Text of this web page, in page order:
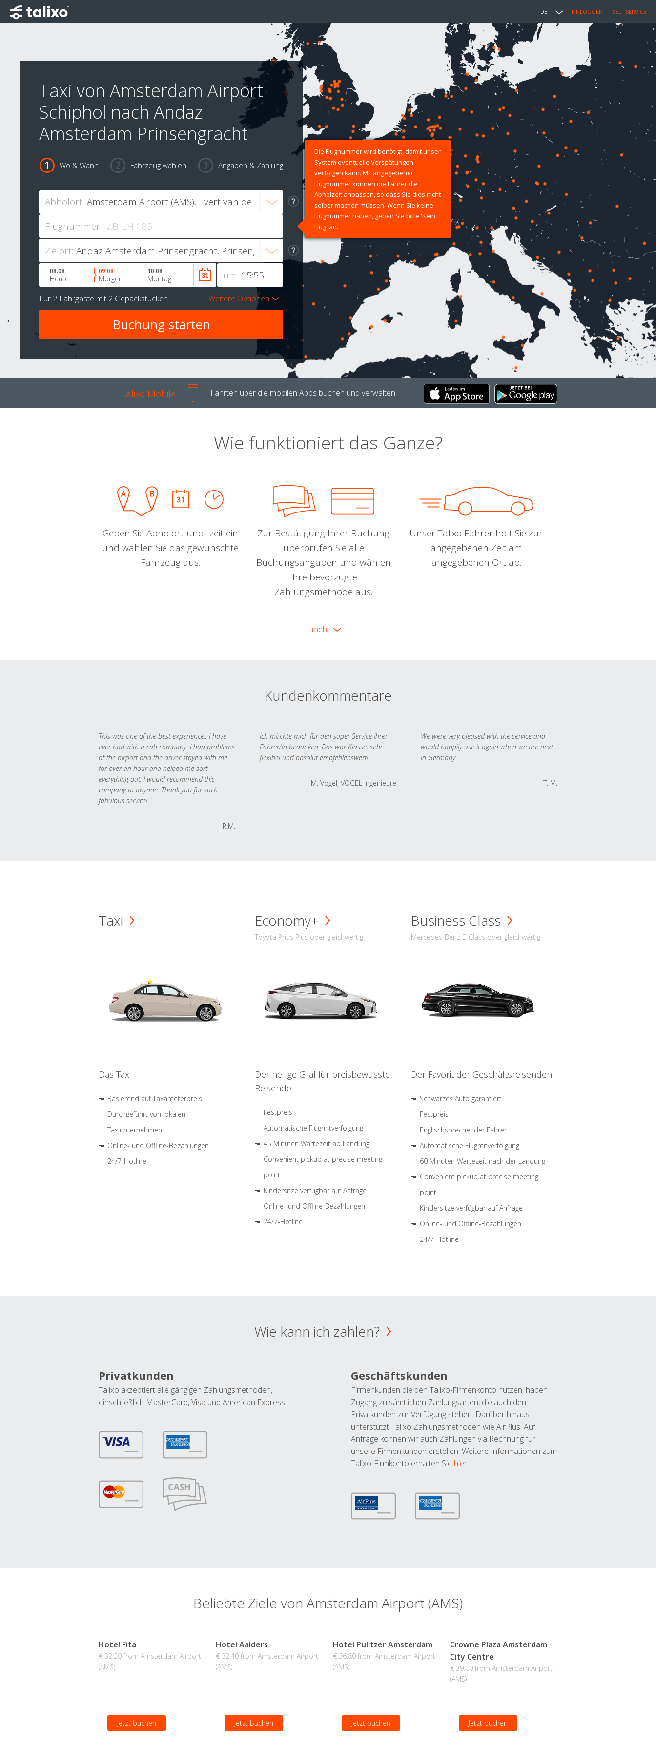
DE EINLOGGEN SELF SERVICE
Taxi von Amsterdam Airport
Schiphol nach Andaz
Amsterdam Prinsengracht
Wo & Wann Fahrzeug wählen Angaben & Zahlung
Abholort:
Flugnummer:
Die Flugnummer wird benötigt, damit unser
System eventuelle Verspätungen
verfolgen kann. Mit angegebener
Flugnummer können die Fahrer die
Abholzeit anpassen, so dass Sie dies nicht
selber machen müssen. Wenn Sie keine
Flugnummer haben, geben Sie bitte 'Kein
Flug' an.
Zielort:
um
08.08
Heute
09.08
Morgen
10.08
Montag
Für 2 Fahrgäste mit 2 Gepäckstücken Weitere Optionen
Talixo Mobile Fahrten über die mobilen Apps buchen und verwalten.
Wie funktioniert das Ganze?
Geben Sie Abholort und -zeit ein
und wählen Sie das gewünschte
Fahrzeug aus.
Zur Bestätigung Ihrer Buchung
überprüfen Sie alle
Buchungsangaben und wählen
Ihre bevorzugte
Zahlungsmethode aus.
Unser Talixo Fahrer holt Sie zur
angegebenen Zeit am
angegebenen Ort ab.
mehr
Kundenkommentare
This was one of the best experiences I have
ever had with a cab company. I had problems
at the airport and the driver stayed with me
for over an hour and helped me sort
everything out. I would recommend this
company to anyone. Thank you for such
fabulous service!
R.M.
Ich möchte mich für den super Service Ihrer
Fahrer/in bedanken. Das war Klasse, sehr
flexibel und absolut empfehlenswert!
M. Vogel, VOGEL Ingenieure
We were very pleased with the service and
would happily use it again when we are next
in Germany.
T. M.
Taxi
Das Taxi
Basierend auf Taxameterpreis
Durchgeführt von lokalen
Taxiunternehmen
Online- und Offline-Bezahlungen
24/7-Hotline
Economy+
Toyota Prius Plus oder gleichwertig
Der heilige Gral für preisbewusste
Reisende
Festpreis
Automatische Flugmitverfolgung
45 Minuten Wartezeit ab Landung
Convenient pickup at precise meeting
point
Kindersitze verfügbar auf Anfrage
Online- und Offline-Bezahlungen
24/7-Hotline
Business Class
Mercedes-Benz E-Class oder gleichwärtig
Der Favorit der Geschäftsreisenden
Schwarzes Auto garantiert
Festpreis
Englischsprechender Fahrer
Automatische Flugmitverfolgung
60 Minuten Wartezeit nach der Landung
Convenient pickup at precise meeting
point
Kindersitze verfügbar auf Anfrage
Online- und Offline-Bezahlungen
24/7-Hotline
Wie kann ich zahlen?
Privatkunden
Talixo akzeptiert alle gängigen Zahlungsmethoden,
einschließlich MasterCard, Visa und American Express.
Geschäftskunden
Firmenkunden die den Talixo-Firmenkonto nutzen, haben
Zugang zu sämtlichen Zahlungsarten, die auch den
Privatkunden zur Verfügung stehen. Darüber hinaus
unterstützt Talixo Zahlungsmethoden wie AirPlus. Auf
Anfrage können wir auch Zahlungen via Rechnung für
unsere Firmenkunden erstellen. Weitere Informationen zum
Talixo-Firmkonto erhalten Sie hier.
Beliebte Ziele von Amsterdam Airport (AMS)
Hotel Fita
€ 32.20 from Amsterdam Airport
(AMS)
Jetzt buchen
Hotel Aalders
€ 32.40 from Amsterdam Airport
(AMS)
Jetzt buchen
Hotel Pulitzer Amsterdam
€ 36.80 from Amsterdam Airport
(AMS)
Jetzt buchen
Crowne Plaza Amsterdam
City Centre
€ 39.00 from Amsterdam Airport
(AMS)
Jetzt buchen